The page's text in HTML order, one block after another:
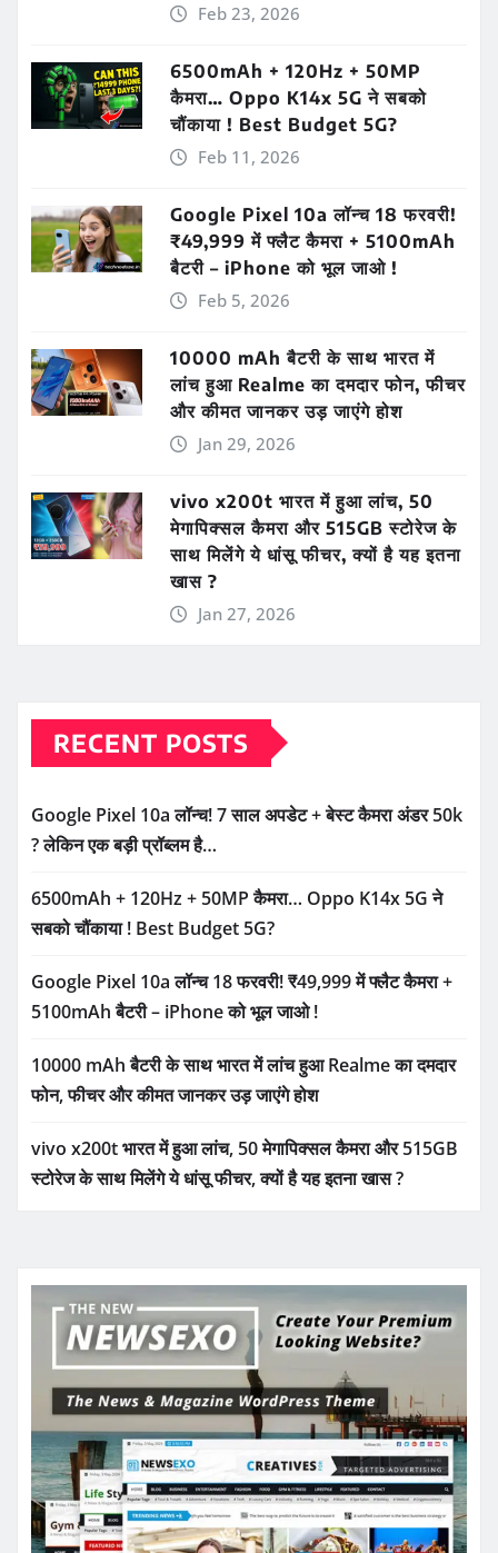
Feb 23, 2026
6500mAh + 120Hz + 50MP
कैमरा… Oppo K14x 5G ने सबको
चौंकाया ! Best Budget 5G?
Feb 11, 2026
Google Pixel 10a लॉन्च 18 फरवरी!
₹49,999 में फ्लैट कैमरा + 5100mAh
बैटरी – iPhone को भूल जाओ !
Feb 5, 2026
10000 mAh बैटरी के साथ भारत में
लांच हुआ Realme का दमदार फोन, फीचर
और कीमत जानकर उड़ जाएंगे होश
Jan 29, 2026
vivo x200t भारत में हुआ लांच, 50
मेगापिक्सल कैमरा और 515GB स्टोरेज के
साथ मिलेंगे ये धांसू फीचर, क्यों है यह इतना
खास ?
Jan 27, 2026
RECENT POSTS
Google Pixel 10a लॉन्च! 7 साल अपडेट + बेस्ट कैमरा अंडर 50k
? लेकिन एक बड़ी प्रॉब्लम है…
6500mAh + 120Hz + 50MP कैमरा… Oppo K14x 5G ने
सबको चौंकाया ! Best Budget 5G?
Google Pixel 10a लॉन्च 18 फरवरी! ₹49,999 में फ्लैट कैमरा +
5100mAh बैटरी – iPhone को भूल जाओ !
10000 mAh बैटरी के साथ भारत में लांच हुआ Realme का दमदार
फोन, फीचर और कीमत जानकर उड़ जाएंगे होश
vivo x200t भारत में हुआ लांच, 50 मेगापिक्सल कैमरा और 515GB
स्टोरेज के साथ मिलेंगे ये धांसू फीचर, क्यों है यह इतना खास ?